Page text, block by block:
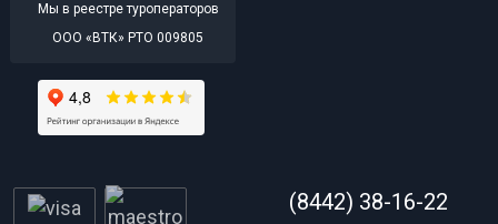
Мы в реестре туроператоров
ООО «ВТК» РТО 009805
(8442) 38-16-22